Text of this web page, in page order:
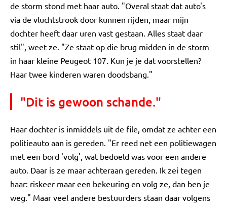
de storm stond met haar auto. "Overal staat dat auto's
via de vluchtstrook door kunnen rijden, maar mijn
dochter heeft daar uren vast gestaan. Alles staat daar
stil", weet ze. "Ze staat op die brug midden in de storm
in haar kleine Peugeot 107. Kun je je dat voorstellen?
Haar twee kinderen waren doodsbang."
"Dit is gewoon schande."
Haar dochter is inmiddels uit de file, omdat ze achter een
politieauto aan is gereden. "Er reed net een politiewagen
met een bord 'volg', wat bedoeld was voor een andere
auto. Daar is ze maar achteraan gereden. Ik zei tegen
haar: riskeer maar een bekeuring en volg ze, dan ben je
weg." Maar veel andere bestuurders staan daar volgens